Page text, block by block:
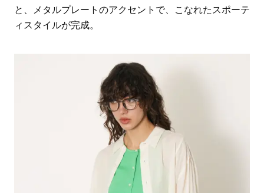
と、メタルプレートのアクセントで、こなれたスポーテ
ィスタイルが完成。